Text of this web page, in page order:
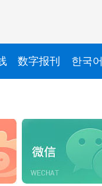
数字报刊 한국어